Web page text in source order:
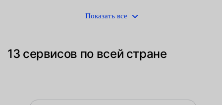
выводит излишки по выхлопному трапу;
отражает вибрации, образуемые при детонации;
Характерные признаки неисправности — высокий уровень
Показать все
13 сервисов по всей стране